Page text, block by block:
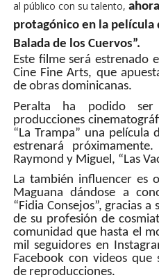
al público con su talento, ahora
protagónico en la película
Balada de los Cuervos”.
Este filme será estrenado
Cine Fine Arts, que
de obras dominicanas.
Peralta ha podido
producciones
“La Trampa” una película
estrenará
Raymond y Miguel, “Las
La también influencer es
Maguana dándose a
“Fidia Consejos”, gracias
de su profesión de
comunidad que hasta el
mil seguidores en
Facebook con videos que
de reproducciones.